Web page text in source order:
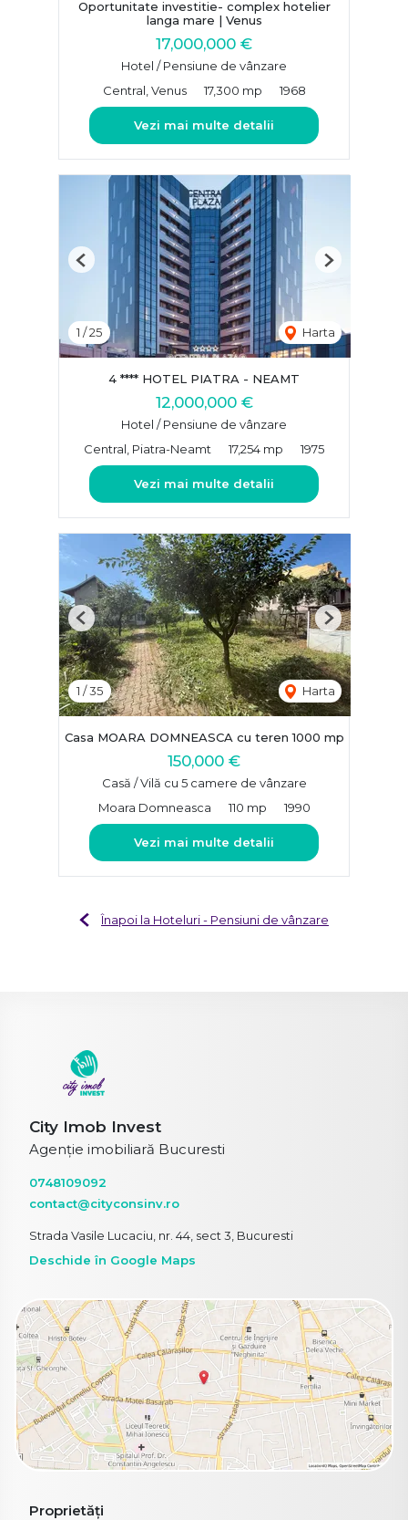
Oportunitate investitie- complex hotelier
langa mare | Venus
17,000,000 €
Hotel / Pensiune de vânzare
Central, Venus
17,300 mp 1968
Vezi mai multe detalii
1 /25 Harta
Previous Next
4 **** HOTEL PIATRA - NEAMT
12,000,000 €
Hotel / Pensiune de vânzare
Central, Piatra-Neamt
17,254 mp 1975
Vezi mai multe detalii
1 /35 Harta
Previous Next
Casa MOARA DOMNEASCA cu teren 1000 mp
150,000 €
Casă / Vilă cu 5 camere de vânzare
Moara Domneasca
110 mp 1990
Vezi mai multe detalii
Înapoi la Hoteluri - Pensiuni de vânzare
City Imob Invest
Agenție imobiliară Bucuresti
0748109092
contact@cityconsinv.ro
Strada Vasile Lucaciu, nr. 44, sect 3, Bucuresti
Deschide în Google Maps
Proprietăți